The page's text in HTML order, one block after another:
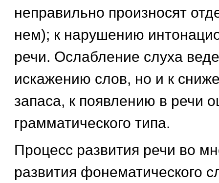
неправильно произносят
нем); к нарушению
речи. Ослабление слуха
искажению слов, но и к
запаса, к появлению в речи
грамматического типа.
Процесс развития речи во
развития фонематического